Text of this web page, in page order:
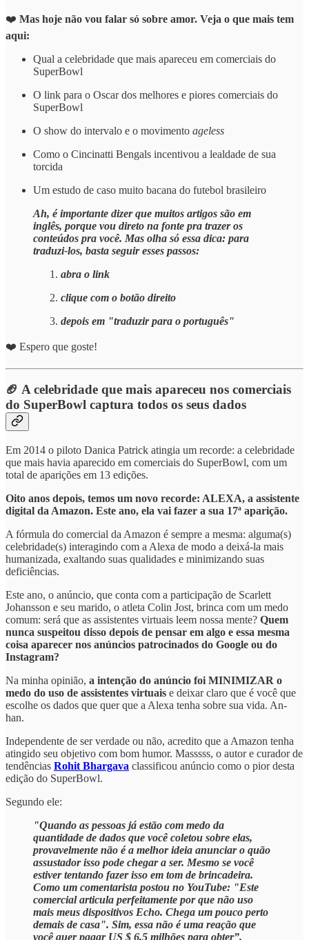
❤️ Mas hoje não vou falar só sobre amor. Veja o que mais tem
aqui:
Qual a celebridade que mais apareceu em comerciais do
SuperBowl
O link para o Oscar dos melhores e piores comerciais do
SuperBowl
O show do intervalo e o movimento ageless
Como o Cincinatti Bengals incentivou a lealdade de sua
torcida
Um estudo de caso muito bacana do futebol brasileiro
Ah, é importante dizer que muitos artigos são em
inglês, porque vou direto na fonte pra trazer os
conteúdos pra você. Mas olha só essa dica: para
traduzi-los, basta seguir esses passos:
abra o link
clique com o botão direito
depois em "traduzir para o português"
❤️ Espero que goste!
🏈 A celebridade que mais apareceu nos comerciais
do SuperBowl captura todos os seus dados
Em 2014 o piloto Danica Patrick atingia um recorde: a celebridade
que mais havia aparecido em comerciais do SuperBowl, com um
total de aparições em 13 edições.
Oito anos depois, temos um novo recorde: ALEXA, a assistente
digital da Amazon. Este ano, ela vai fazer a sua 17ª aparição.
A fórmula do comercial da Amazon é sempre a mesma: alguma(s)
celebridade(s) interagindo com a Alexa de modo a deixá-la mais
humanizada, exaltando suas qualidades e minimizando suas
deficiências.
Este ano, o anúncio, que conta com a participação de Scarlett
Johansson e seu marido, o atleta Colin Jost, brinca com um medo
comum: será que as assistentes virtuais leem nossa mente? Quem
nunca suspeitou disso depois de pensar em algo e essa mesma
coisa aparecer nos anúncios patrocinados do Google ou do
Instagram?
Na minha opinião, a intenção do anúncio foi MINIMIZAR o
medo do uso de assistentes virtuais e deixar claro que é você que
escolhe os dados que quer que a Alexa tenha sobre sua vida. An-
han.
Independente de ser verdade ou não, acredito que a Amazon tenha
atingido seu objetivo com bom humor. Masssss, o autor e curador de
tendências Rohit Bhargava classificou anúncio como o pior desta
edição do SuperBowl.
Segundo ele:
"Quando as pessoas já estão com medo da
quantidade de dados que você coletou sobre elas,
provavelmente não é a melhor ideia anunciar o quão
assustador isso pode chegar a ser. Mesmo se você
estiver tentando fazer isso em tom de brincadeira.
Como um comentarista postou no YouTube: "Este
comercial articula perfeitamente por que não uso
mais meus dispositivos Echo. Chega um pouco perto
demais de casa". Sim, essa não é uma reação que
você quer pagar US $ 6,5 milhões para obter”.